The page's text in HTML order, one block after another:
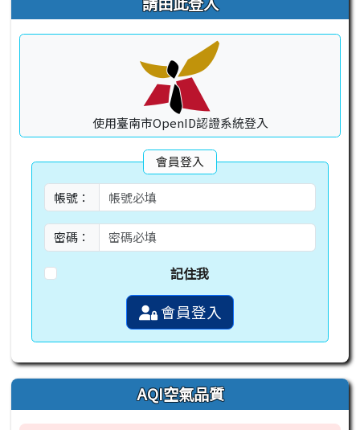
使用臺南市OpenID認證系統登入
會員登入
帳號：
密碼：
記住我
會員登入
AQI空氣品質